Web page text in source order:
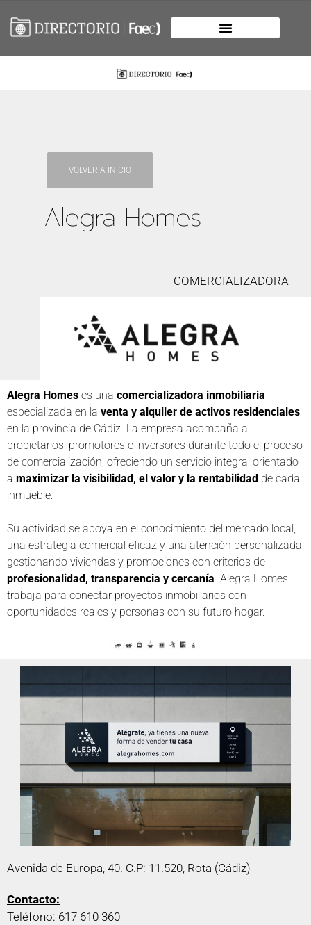
VOLVER A INICIO
Alegra Homes
COMERCIALIZADORA
Alegra Homes es una comercializadora inmobiliaria
especializada en la venta y alquiler de activos residenciales
en la provincia de Cádiz. La empresa acompaña a
propietarios, promotores e inversores durante todo el proceso
de comercialización, ofreciendo un servicio integral orientado
a maximizar la visibilidad, el valor y la rentabilidad de cada
inmueble.
Su actividad se apoya en el conocimiento del mercado local,
una estrategia comercial eficaz y una atención personalizada,
gestionando viviendas y promociones con criterios de
profesionalidad, transparencia y cercanía. Alegra Homes
trabaja para conectar proyectos inmobiliarios con
oportunidades reales y personas con su futuro hogar.
Avenida de Europa, 40. C.P: 11.520, Rota (Cádiz)
Contacto:
Teléfono: 617 610 360